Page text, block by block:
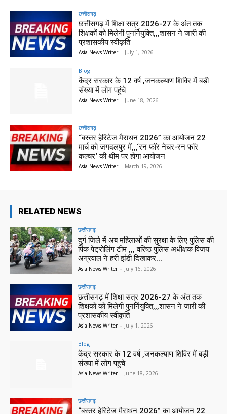
छत्तीसगढ़
छत्तीसगढ़ में शिक्षा सत्र 2026-27 के अंत तक
शिक्षकों को मिलेगी पुनर्नियुक्ति,,,शासन ने जारी की
प्रशासकीय स्वीकृति
Asia News Writer - July 1, 2026
Blog
केंद्र सरकार के 12 वर्ष ,जनकल्याण शिविर में बड़ी
संख्या में लोग पहुंचे
Asia News Writer - June 18, 2026
छत्तीसगढ़
“बस्तर हेरिटेज मैराथन 2026” का आयोजन 22
मार्च को जगदलपुर में,,,‘रन फॉर नेचर-रन फॉर
कल्चर‘ की थीम पर होगा आयोजन
Asia News Writer - March 19, 2026
RELATED NEWS
छत्तीसगढ़
दुर्ग जिले में अब महिलाओं की सुरक्षा के लिए पुलिस की
पिंक पेट्रोलिंग टीम ,,, वरिष्ठ पुलिस अधीक्षक विजय
अग्रवाल ने हरी झंडी दिखाकर...
Asia News Writer - July 16, 2026
छत्तीसगढ़
छत्तीसगढ़ में शिक्षा सत्र 2026-27 के अंत तक
शिक्षकों को मिलेगी पुनर्नियुक्ति,,,शासन ने जारी की
प्रशासकीय स्वीकृति
Asia News Writer - July 1, 2026
Blog
केंद्र सरकार के 12 वर्ष ,जनकल्याण शिविर में बड़ी
संख्या में लोग पहुंचे
Asia News Writer - June 18, 2026
छत्तीसगढ़
“बस्तर हेरिटेज मैराथन 2026” का आयोजन 22